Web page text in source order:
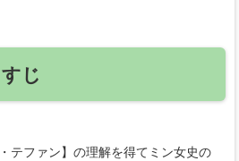
じ
テファン】の理解を得てミン女史の